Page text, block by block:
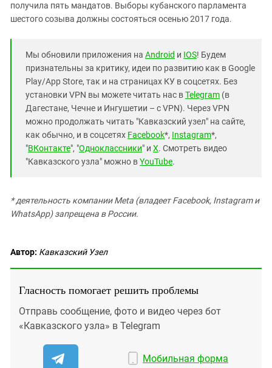
получила пять мандатов. Выборы кубанского парламента
шестого созыва должны состояться осенью 2017 года.
Мы обновили приложения на Android и IOS! Будем
признательны за критику, идеи по развитию как в Google
Play/App Store, так и на страницах КУ в соцсетях. Без
установки VPN вы можете читать нас вTelegram (в
Дагестане, Чечне и Ингушетии – с VPN). Через VPN
можно продолжать читать "Кавказский узел" на сайте,
как обычно, и в соцсетях Facebook*, Instagram*,
"ВКонтакте", "Одноклассники" и X. Смотреть видео
"Кавказского узла" можно вYouTube.
* деятельность компании Meta (владеет Facebook, Instagram и
WhatsApp) запрещена в России.
Автор: Кавказский Узел
Гласность помогает решить проблемы
Отправь сообщение, фото и видео через бот
«Кавказского узла» в Telegram
Мобильная форма